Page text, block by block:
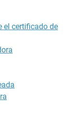
el certificado de